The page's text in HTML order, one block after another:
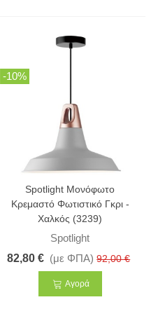
-10%
Spotlight Μονόφωτο
Κρεμαστό Φωτιστικό Γκρι -
Χαλκός (3239)
Spotlight
82,80 € (με ΦΠΑ) 92,00 €
Αγορά